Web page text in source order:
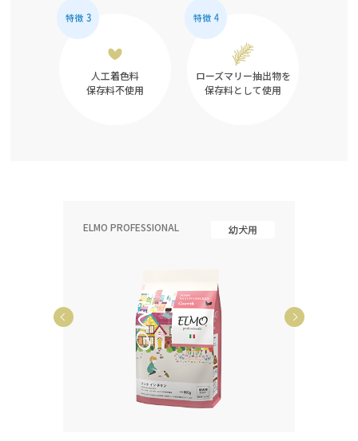
人工着色料
保存料不使用
ローズマリー抽出物を
保存料として使用
ELMO PROFESSIONAL 幼犬用